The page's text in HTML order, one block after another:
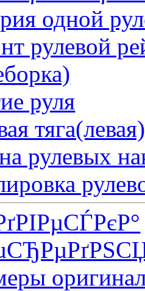
одной
рулевой
руля
рулевых